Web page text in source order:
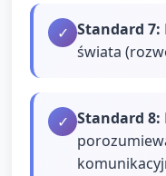
✓ Standard 7:
świata
✓ Standard 8: